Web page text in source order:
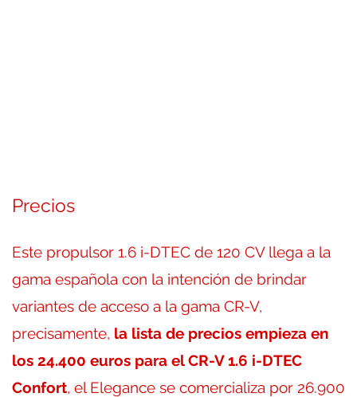
Precios
Este propulsor 1.6 i-DTEC de 120 CV llega a la
gama española con la intención de brindar
variantes de acceso a la gama CR-V,
precisamente, la lista de precios empieza en
los 24.400 euros para el CR-V 1.6 i-DTEC
Confort, el Elegance se comercializa por 26.900